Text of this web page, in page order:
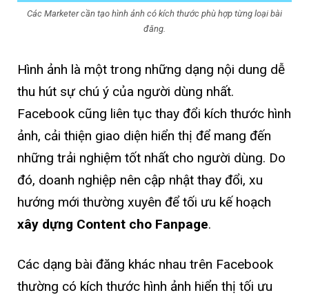
Các Marketer cần tạo hình ảnh có kích thước phù hợp từng loại bài
đăng.
Hình ảnh là một trong những dạng nội dung dễ
thu hút sự chú ý của người dùng nhất.
Facebook cũng liên tục thay đổi kích thước hình
ảnh, cải thiện giao diện hiển thị để mang đến
những trải nghiệm tốt nhất cho người dùng. Do
đó, doanh nghiệp nên cập nhật thay đổi, xu
hướng mới thường xuyên để tối ưu kế hoạch
xây dựng Content cho Fanpage.
Các dạng bài đăng khác nhau trên Facebook
thường có kích thước hình ảnh hiển thị tối ưu